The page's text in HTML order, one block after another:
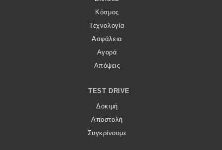
Κόσμος
Τεχνολογία
Ασφάλεια
Αγορά
Απόψεις
TEST DRIVE
Δοκιμή
Αποστολή
Συγκρίνουμε